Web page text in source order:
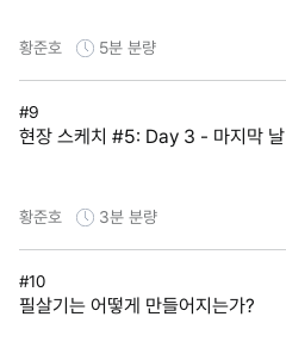
황준호 5분 분량
#9
현장 스케치 #5: Day 3 - 마지막 날
황준호 3분 분량
#10
필살기는 어떻게 만들어지는가?